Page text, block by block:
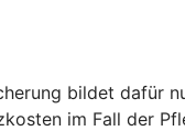
bildet dafür
im Fall der